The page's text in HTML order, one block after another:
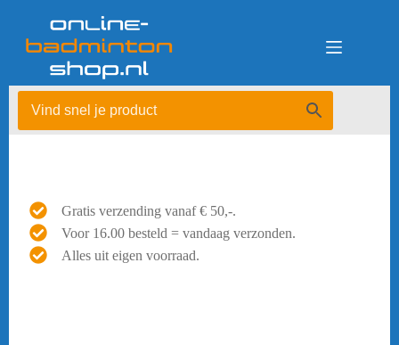
Gratis verzending vanaf € 50,-.
Voor 16.00 besteld = vandaag verzonden.
Alles uit eigen voorraad.